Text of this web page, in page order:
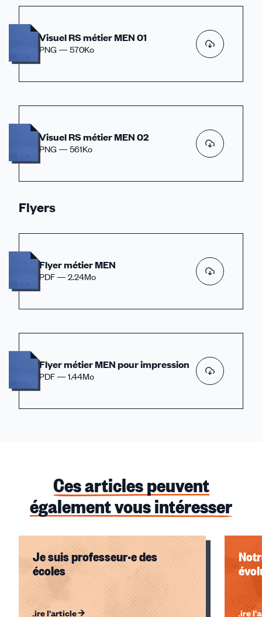
Visuel RS métier MEN 01
PNG — 570Ko
Visuel RS métier MEN 02
PNG — 561Ko
Flyers
Flyer métier MEN
PDF — 2.24Mo
Flyer métier MEN pour impression
PDF — 1.44Mo
Ces articles peuvent
également vous intéresser
Je suis professeur·e des
écoles
Lire l'article Lire